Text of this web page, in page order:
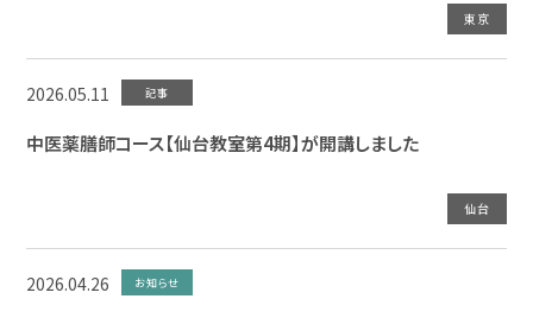
東京
2026.05.11 記事
中医薬膳師コース【仙台教室第4期】が開講しました
仙台
2026.04.26 お知らせ